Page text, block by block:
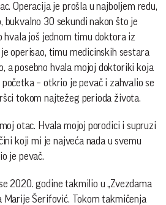
Operacija je prošla u najboljem redu,
bukvalno 30 sekundi nakon što je
hvala još jednom timu doktora iz
operisao, timu medicinskih sestara
a posebno hvala mojoj doktoriki koja
– otkrio je pevač i zahvalio se
tokom najtežeg perioda života.
otac. Hvala mojoj porodici i supruzi
koji mi je najveća nada u svemu
je pevač.
2020. godine takmilio u „Zvezdama
Marije Šerifović. Tokom takmičenja